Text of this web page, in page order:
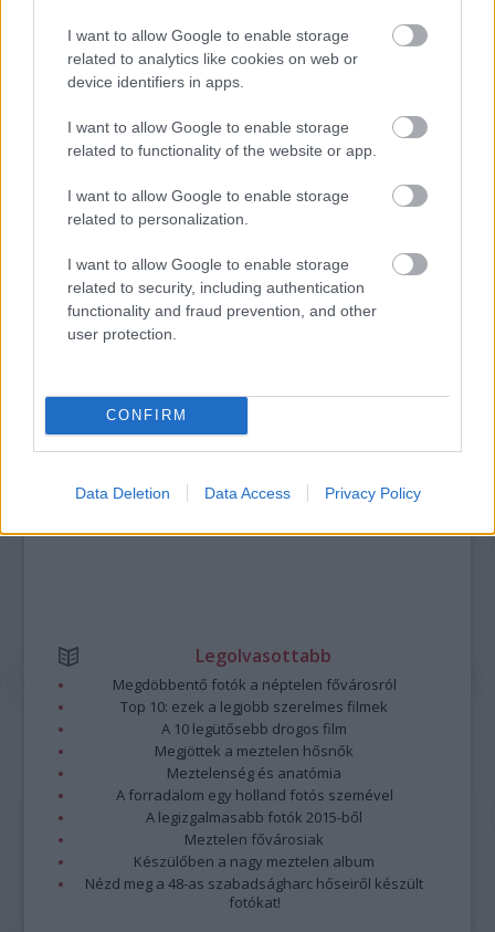
I want to allow Google to enable storage
related to analytics like cookies on web or
device identifiers in apps.
I want to allow Google to enable storage
related to functionality of the website or app.
I want to allow Google to enable storage
related to personalization.
I want to allow Google to enable storage
related to security, including authentication
functionality and fraud prevention, and other
user protection.
CONFIRM
Data Deletion Data Access Privacy Policy
NÉPMŰVÉSZET EGÉSZ ÉVBEN!
HATÁRTALANUL A FITOS DEZSŐ TÁRSULATTAL
A bejegyzés trackback címe:
https://kulturpart.hu/api/trackback/id/7916260
minősülnek, értük a
szolgáltatás technikai
nem vállal, azokat nem ellenőrzi. Kifogás esetén forduljon a blog szerkesztőjéhez.
Legolvasottabb
Megdöbbentő fotók a néptelen fővárosról
Top 10: ezek a legjobb szerelmes filmek
A 10 legütősebb drogos film
Megjöttek a meztelen hősnők
Meztelenség és anatómia
A forradalom egy holland fotós szemével
A legizgalmasabb fotók 2015-ből
Meztelen fővárosiak
Készülőben a nagy meztelen album
Nézd meg a 48-as szabadságharc hőseiről készült
fotókat!